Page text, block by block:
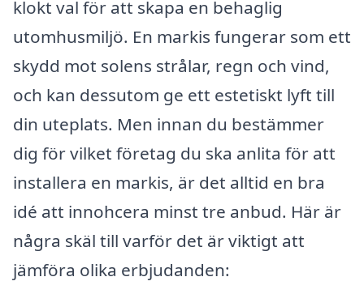
klokt val för att skapa en behaglig
utomhusmiljö. En markis fungerar som ett
skydd mot solens strålar, regn och vind,
och kan dessutom ge ett estetiskt lyft till
din uteplats. Men innan du bestämmer
dig för vilket företag du ska anlita för att
installera en markis, är det alltid en bra
idé att innohcera minst tre anbud. Här är
några skäl till varför det är viktigt att
jämföra olika erbjudanden: